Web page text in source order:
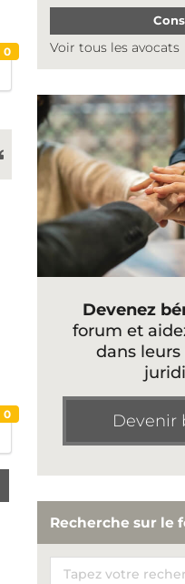
0
0
Voir tous les avocats
Devenez
forum et
dans
Devenir
Recherche sur le